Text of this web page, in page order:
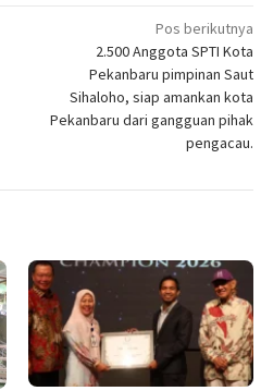
Pos berikutnya
2.500 Anggota SPTI Kota
Pekanbaru pimpinan Saut
Sihaloho, siap amankan kota
Pekanbaru dari gangguan pihak
pengacau.